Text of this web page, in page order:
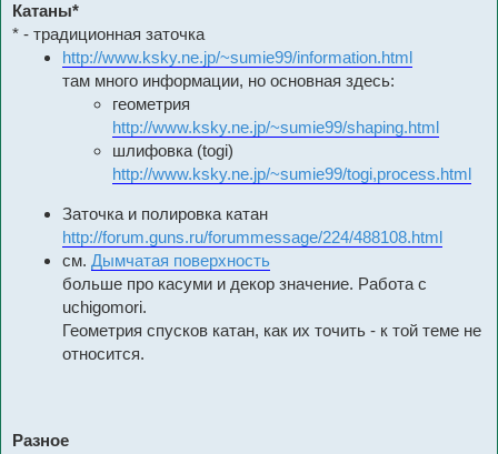
Катаны*
* - традиционная заточка
http://www.ksky.ne.jp/~sumie99/information.html
там много информации, но основная здесь:
геометрия
http://www.ksky.ne.jp/~sumie99/shaping.html
шлифовка (togi)
http://www.ksky.ne.jp/~sumie99/togi,process.html
Заточка и полировка катан
http://forum.guns.ru/forummessage/224/488108.html
см. Дымчатая поверхность
больше про касуми и декор значение. Работа с
uchigomori.
Геометрия спусков катан, как их точить - к той теме не
относится.
Разное